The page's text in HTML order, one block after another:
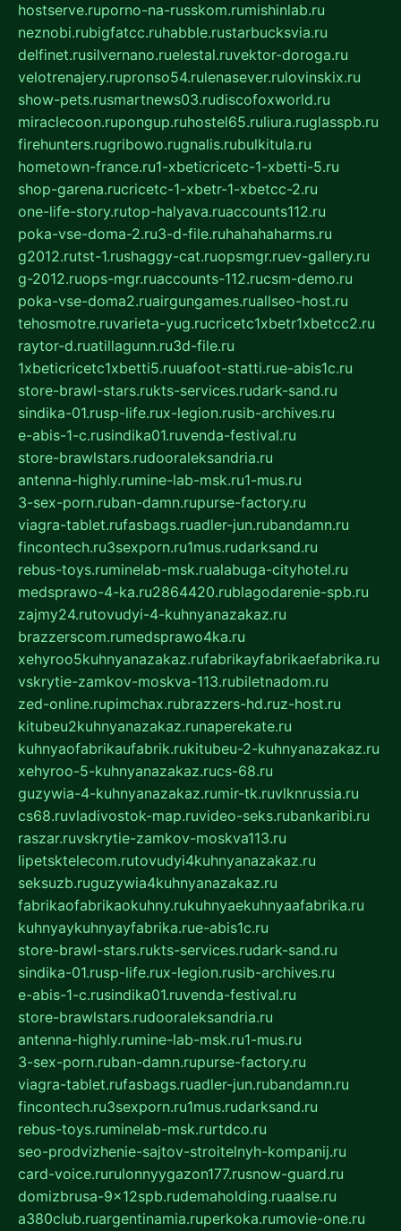
hostserve.ruporno-na-russkom.rumishinlab.ru
neznobi.rubigfatcc.ruhabble.rustarbucksvia.ru
delfinet.rusilvernano.ruelestal.ruvektor-doroga.ru
velotrenajery.rupronso54.rulenasever.rulovinskix.ru
show-pets.rusmartnews03.rudiscofoxworld.ru
miraclecoon.rupongup.ruhostel65.ruliura.ruglasspb.ru
firehunters.rugribowo.rugnalis.rubulkitula.ru
hometown-france.ru1-xbeticricetc-1-xbetti-5.ru
shop-garena.rucricetc-1-xbetr-1-xbetcc-2.ru
one-life-story.rutop-halyava.ruaccounts112.ru
poka-vse-doma-2.ru3-d-file.ruhahahaharms.ru
g2012.rutst-1.rushaggy-cat.ruopsmgr.ruev-gallery.ru
g-2012.ruops-mgr.ruaccounts-112.rucsm-demo.ru
poka-vse-doma2.ruairgungames.ruallseo-host.ru
tehosmotre.ruvarieta-yug.rucricetc1xbetr1xbetcc2.ru
raytor-d.ruatillagunn.ru3d-file.ru
1xbeticricetc1xbetti5.ruuafoot-statti.rue-abis1c.ru
store-brawl-stars.rukts-services.rudark-sand.ru
sindika-01.rusp-life.rux-legion.rusib-archives.ru
e-abis-1-c.rusindika01.ruvenda-festival.ru
store-brawlstars.rudooraleksandria.ru
antenna-highly.rumine-lab-msk.ru1-mus.ru
3-sex-porn.ruban-damn.rupurse-factory.ru
viagra-tablet.rufasbags.ruadler-jun.rubandamn.ru
fincontech.ru3sexporn.ru1mus.rudarksand.ru
rebus-toys.ruminelab-msk.rualabuga-cityhotel.ru
medsprawo-4-ka.ru2864420.rublagodarenie-spb.ru
zajmy24.rutovudyi-4-kuhnyanazakaz.ru
brazzerscom.rumedsprawo4ka.ru
xehyroo5kuhnyanazakaz.rufabrikayfabrikaefabrika.ru
vskrytie-zamkov-moskva-113.rubiletnadom.ru
zed-online.rupimchax.rubrazzers-hd.ruz-host.ru
kitubeu2kuhnyanazakaz.runaperekate.ru
kuhnyaofabrikaufabrik.rukitubeu-2-kuhnyanazakaz.ru
xehyroo-5-kuhnyanazakaz.rucs-68.ru
guzywia-4-kuhnyanazakaz.rumir-tk.ruvlknrussia.ru
cs68.ruvladivostok-map.ruvideo-seks.rubankaribi.ru
raszar.ruvskrytie-zamkov-moskva113.ru
lipetsktelecom.rutovudyi4kuhnyanazakaz.ru
seksuzb.ruguzywia4kuhnyanazakaz.ru
fabrikaofabrikaokuhny.rukuhnyaekuhnyaafabrika.ru
kuhnyaykuhnyayfabrika.rue-abis1c.ru
store-brawl-stars.rukts-services.rudark-sand.ru
sindika-01.rusp-life.rux-legion.rusib-archives.ru
e-abis-1-c.rusindika01.ruvenda-festival.ru
store-brawlstars.rudooraleksandria.ru
antenna-highly.rumine-lab-msk.ru1-mus.ru
3-sex-porn.ruban-damn.rupurse-factory.ru
viagra-tablet.rufasbags.ruadler-jun.rubandamn.ru
fincontech.ru3sexporn.ru1mus.rudarksand.ru
rebus-toys.ruminelab-msk.rurtdco.ru
seo-prodvizhenie-sajtov-stroitelnyh-kompanij.ru
card-voice.rurulonnyygazon177.rusnow-guard.ru
domizbrusa-9x12spb.rudemaholding.ruaalse.ru
a380club.ruargentinamia.ruperkoka.rumovie-one.ru